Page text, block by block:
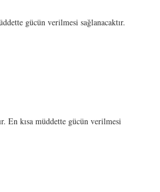
gücün verilmesi sağlanacaktır.
kısa müddette gücün verilmesi